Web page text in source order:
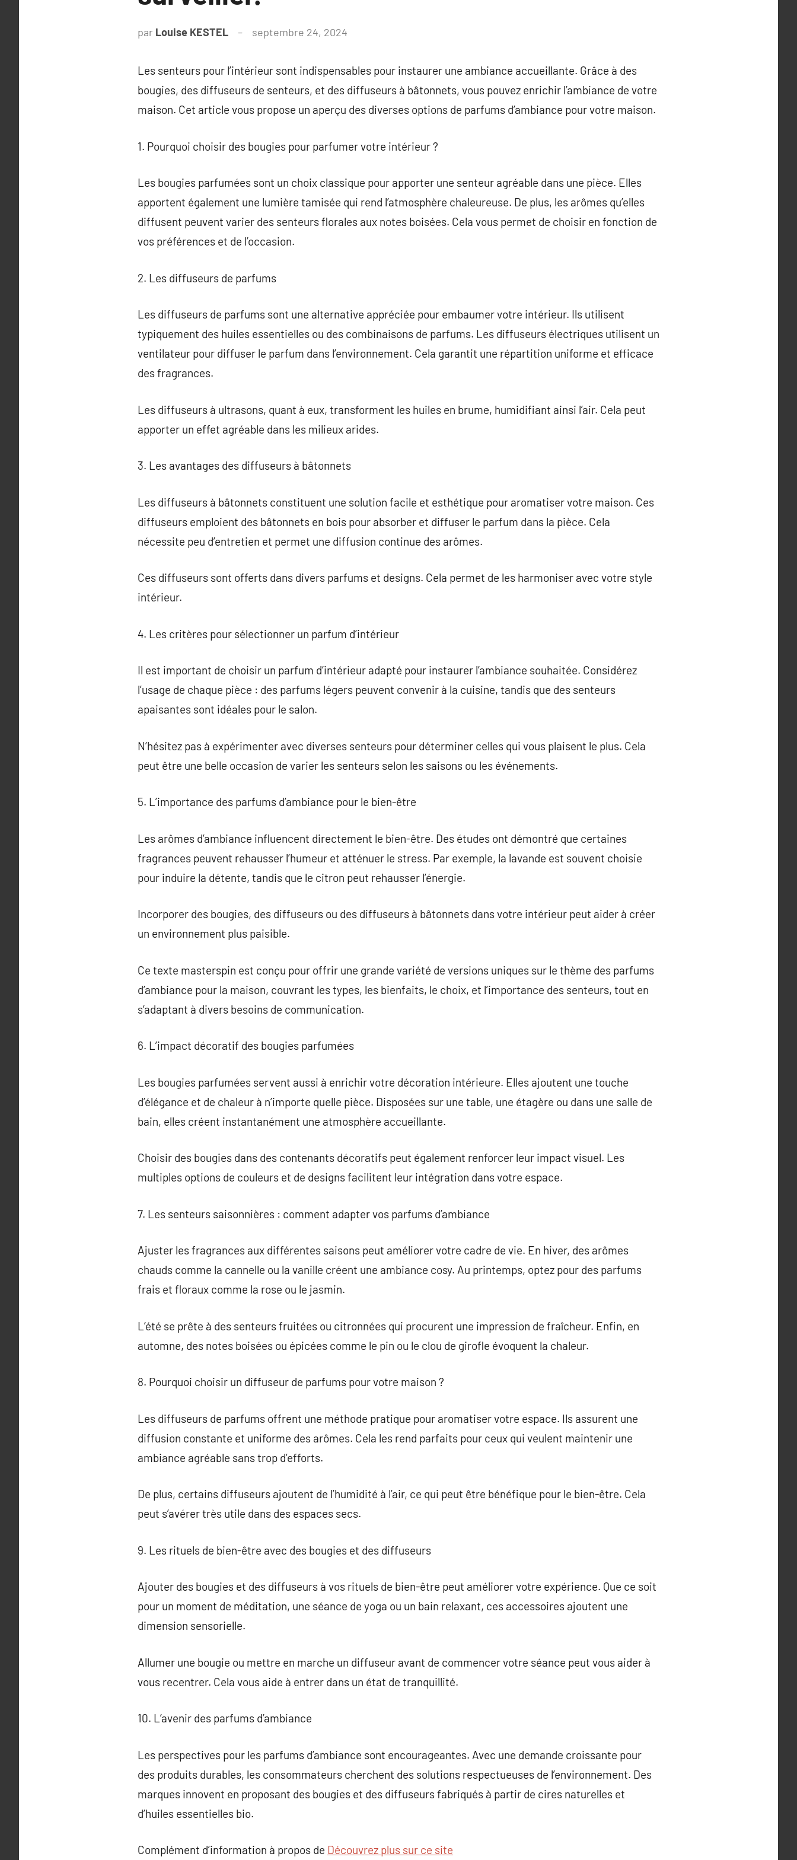
par Louise KESTEL septembre 24, 2024
Les senteurs pour l’intérieur sont indispensables pour instaurer une ambiance accueillante. Grâce à des
bougies, des diffuseurs de senteurs, et des diffuseurs à bâtonnets, vous pouvez enrichir l’ambiance de votre
maison. Cet article vous propose un aperçu des diverses options de parfums d’ambiance pour votre maison.
1. Pourquoi choisir des bougies pour parfumer votre intérieur ?
Les bougies parfumées sont un choix classique pour apporter une senteur agréable dans une pièce. Elles
apportent également une lumière tamisée qui rend l’atmosphère chaleureuse. De plus, les arômes qu’elles
diffusent peuvent varier des senteurs florales aux notes boisées. Cela vous permet de choisir en fonction de
vos préférences et de l’occasion.
2. Les diffuseurs de parfums
Les diffuseurs de parfums sont une alternative appréciée pour embaumer votre intérieur. Ils utilisent
typiquement des huiles essentielles ou des combinaisons de parfums. Les diffuseurs électriques utilisent un
ventilateur pour diffuser le parfum dans l’environnement. Cela garantit une répartition uniforme et efficace
des fragrances.
Les diffuseurs à ultrasons, quant à eux, transforment les huiles en brume, humidifiant ainsi l’air. Cela peut
apporter un effet agréable dans les milieux arides.
3. Les avantages des diffuseurs à bâtonnets
Les diffuseurs à bâtonnets constituent une solution facile et esthétique pour aromatiser votre maison. Ces
diffuseurs emploient des bâtonnets en bois pour absorber et diffuser le parfum dans la pièce. Cela
nécessite peu d’entretien et permet une diffusion continue des arômes.
Ces diffuseurs sont offerts dans divers parfums et designs. Cela permet de les harmoniser avec votre style
intérieur.
4. Les critères pour sélectionner un parfum d’intérieur
Il est important de choisir un parfum d’intérieur adapté pour instaurer l’ambiance souhaitée. Considérez
l’usage de chaque pièce : des parfums légers peuvent convenir à la cuisine, tandis que des senteurs
apaisantes sont idéales pour le salon.
N’hésitez pas à expérimenter avec diverses senteurs pour déterminer celles qui vous plaisent le plus. Cela
peut être une belle occasion de varier les senteurs selon les saisons ou les événements.
5. L’importance des parfums d’ambiance pour le bien-être
Les arômes d’ambiance influencent directement le bien-être. Des études ont démontré que certaines
fragrances peuvent rehausser l’humeur et atténuer le stress. Par exemple, la lavande est souvent choisie
pour induire la détente, tandis que le citron peut rehausser l’énergie.
Incorporer des bougies, des diffuseurs ou des diffuseurs à bâtonnets dans votre intérieur peut aider à créer
un environnement plus paisible.
Ce texte masterspin est conçu pour offrir une grande variété de versions uniques sur le thème des parfums
d’ambiance pour la maison, couvrant les types, les bienfaits, le choix, et l’importance des senteurs, tout en
s’adaptant à divers besoins de communication.
6. L’impact décoratif des bougies parfumées
Les bougies parfumées servent aussi à enrichir votre décoration intérieure. Elles ajoutent une touche
d’élégance et de chaleur à n’importe quelle pièce. Disposées sur une table, une étagère ou dans une salle de
bain, elles créent instantanément une atmosphère accueillante.
Choisir des bougies dans des contenants décoratifs peut également renforcer leur impact visuel. Les
multiples options de couleurs et de designs facilitent leur intégration dans votre espace.
7. Les senteurs saisonnières : comment adapter vos parfums d’ambiance
Ajuster les fragrances aux différentes saisons peut améliorer votre cadre de vie. En hiver, des arômes
chauds comme la cannelle ou la vanille créent une ambiance cosy. Au printemps, optez pour des parfums
frais et floraux comme la rose ou le jasmin.
L’été se prête à des senteurs fruitées ou citronnées qui procurent une impression de fraîcheur. Enfin, en
automne, des notes boisées ou épicées comme le pin ou le clou de girofle évoquent la chaleur.
8. Pourquoi choisir un diffuseur de parfums pour votre maison ?
Les diffuseurs de parfums offrent une méthode pratique pour aromatiser votre espace. Ils assurent une
diffusion constante et uniforme des arômes. Cela les rend parfaits pour ceux qui veulent maintenir une
ambiance agréable sans trop d’efforts.
De plus, certains diffuseurs ajoutent de l’humidité à l’air, ce qui peut être bénéfique pour le bien-être. Cela
peut s’avérer très utile dans des espaces secs.
9. Les rituels de bien-être avec des bougies et des diffuseurs
Ajouter des bougies et des diffuseurs à vos rituels de bien-être peut améliorer votre expérience. Que ce soit
pour un moment de méditation, une séance de yoga ou un bain relaxant, ces accessoires ajoutent une
dimension sensorielle.
Allumer une bougie ou mettre en marche un diffuseur avant de commencer votre séance peut vous aider à
vous recentrer. Cela vous aide à entrer dans un état de tranquillité.
10. L’avenir des parfums d’ambiance
Les perspectives pour les parfums d’ambiance sont encourageantes. Avec une demande croissante pour
des produits durables, les consommateurs cherchent des solutions respectueuses de l’environnement. Des
marques innovent en proposant des bougies et des diffuseurs fabriqués à partir de cires naturelles et
d’huiles essentielles bio.
Complément d’information à propos de Découvrez plus sur ce site